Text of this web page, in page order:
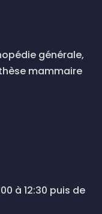
générale,
mammaire
à 12:30 puis de